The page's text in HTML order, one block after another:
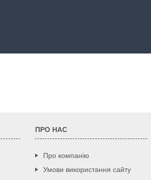
ПРО НАС
Про компанію
Умови використання сайту